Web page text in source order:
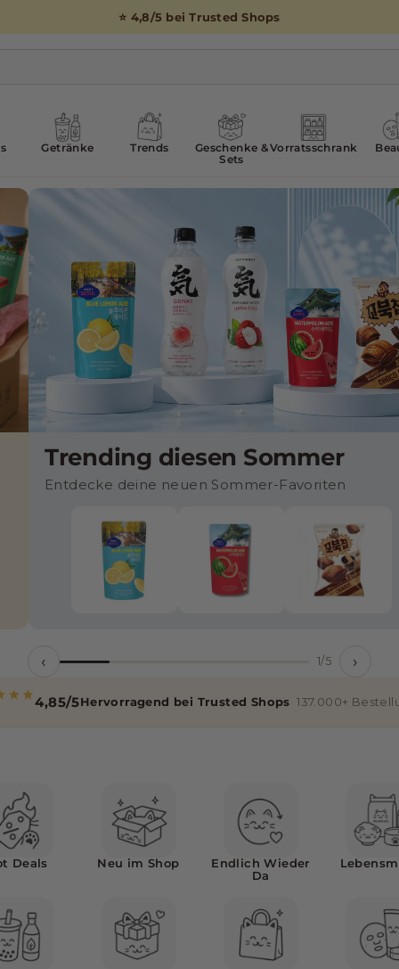
⭐ 4,8/5 bei Trusted Shops
Getränke Trends
Geschenke &
Sets
Vorratsschrank
Trending diesen Sommer
Entdecke deine neuen Sommer-Favoriten
‹ 1/5 ›
4,85/5Hervorragend bei Trusted Shops 137.000+
Deals Neu im Shop
Endlich Wieder
Da